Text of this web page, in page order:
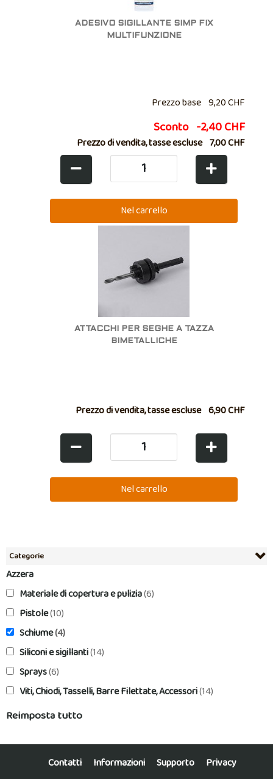
Categorie
Azzera
Materiale di copertura e pulizia(6)
Pistole(10)
Schiume(4)
Siliconi e sigillanti(14)
Sprays(6)
Viti, Chiodi, Tasselli, Barre Filettate, Accessori(14)
Reimposta tutto
ADESIVO SIGILLANTE SIMP FIX
MULTIFUNZIONE
Prezzo base 9,20 CHF
Sconto -2,40 CHF
Prezzo di vendita, tasse escluse 7,00 CHF
ATTACCHI PER SEGHE A TAZZA
BIMETALLICHE
Prezzo di vendita, tasse escluse 6,90 CHF
Contatti Informazioni Supporto Privacy